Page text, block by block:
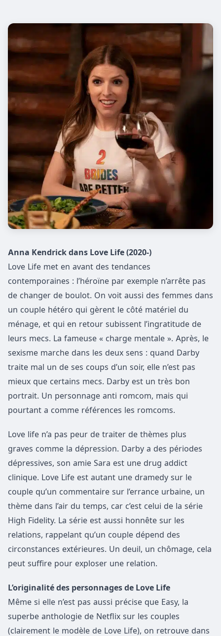
Anna Kendrick dans Love Life (2020-)
Love Life met en avant des tendances
contemporaines : l’héroïne par exemple n’arrête pas
de changer de boulot. On voit aussi des femmes dans
un couple hétéro qui gèrent le côté matériel du
ménage, et qui en retour subissent l’ingratitude de
leurs mecs. La fameuse « charge mentale ». Après, le
sexisme marche dans les deux sens : quand Darby
traite mal un de ses coups d’un soir, elle n’est pas
mieux que certains mecs. Darby est un très bon
portrait. Un personnage anti romcom, mais qui
pourtant a comme références les romcoms.
Love life n’a pas peur de traiter de thèmes plus
graves comme la dépression. Darby a des périodes
dépressives, son amie Sara est une drug addict
clinique. Love Life est autant une dramedy sur le
couple qu’un commentaire sur l’errance urbaine, un
thème dans l’air du temps, car c’est celui de la série
High Fidelity. La série est aussi honnête sur les
relations, rappelant qu’un couple dépend des
circonstances extérieures. Un deuil, un chômage, cela
peut suffire pour exploser une relation.
L’originalité des personnages de Love Life
Même si elle n’est pas aussi précise que Easy, la
superbe anthologie de Netflix sur les couples
(clairement le modèle de Love Life), on retrouve dans